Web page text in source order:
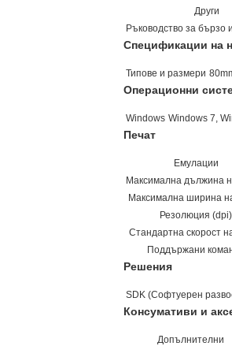
Други
Ръководство за бързо
Спецификации на
Типове и размери
Операционни
Windows Windows 7,
Печат
Емулации
Максимална дължина
Максимална ширина
Резолюция (dpi)
Стандартна скорост
Поддържани
Решения
SDK (Софтуерен
Консумативи и
Допълнителни